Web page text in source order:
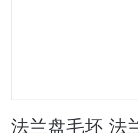
法兰盘毛坯 法